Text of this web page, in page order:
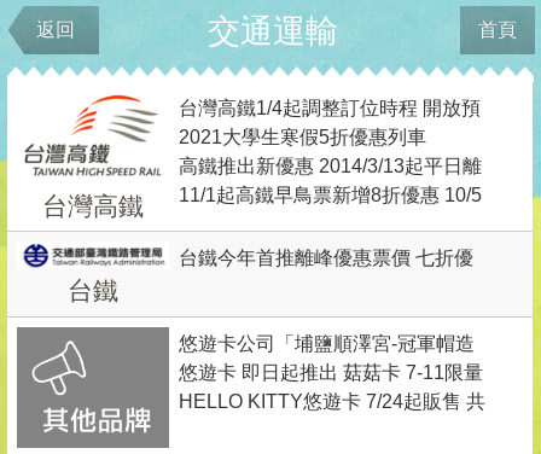
返回 首頁
交通運輸
台灣高鐵
台灣高鐵1/4起調整訂位時程 開放預
訂29天內（含乘車當日）對號座車
票(早鳥票)
2021大學生寒假5折優惠列車
12/18（五）凌晨起逐日開放購票
高鐵推出新優惠 2014/3/13起平日離
峰指定車次對號座92折
11/1起高鐵早鳥票新增8折優惠 10/5
開放訂購
台鐵
台鐵今年首推離峰優惠票價 七折優
悠遊卡公司「埔鹽順澤宮-冠軍帽造
型悠遊卡」 12/28起指定通路預購
悠遊卡 即日起推出 菇菇卡 7-11限量
販售
HELLO KITTY悠遊卡 7/24起販售 共